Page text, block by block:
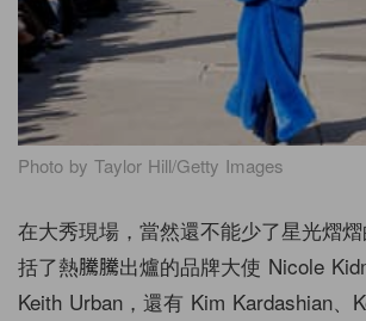
Photo by Taylor Hill/Getty Images
在大秀現場，當然還不能少了星光熠
括了熱騰騰出爐的品牌大使 Nicole
Keith Urban，還有 Kim Kardashian、